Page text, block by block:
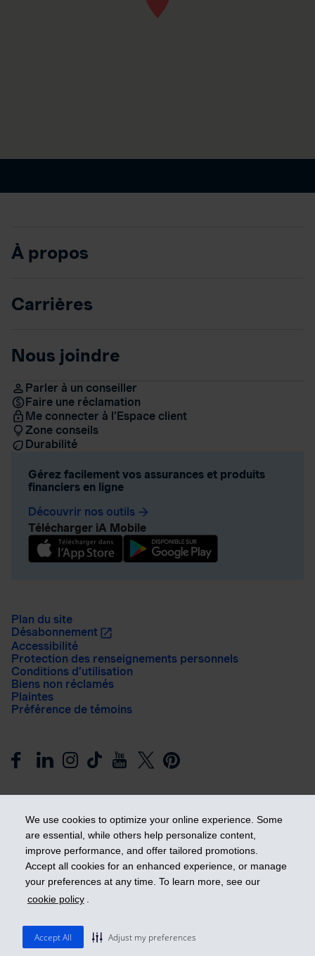
We use cookies to optimize your online experience. Some
are essential, while others help personalize content,
improve performance, and offer tailored promotions.
Accept all cookies for an enhanced experience, or manage
your preferences at any time. To learn more, see our
cookie policy .
Accept All Adjust my preferences
À propos
Carrières
Nous joindre
Parler à un conseiller
Faire une réclamation
Me connecter à l’Espace client
Zone conseils
Durabilité
Gérez facilement vos assurances et produits
financiers en ligne
Découvrir nos outils arrow_forward
Télécharger iA Mobile
Plan du site
Désabonnement
Accessibilité
Protection des renseignements personnels
Conditions d’utilisation
Biens non réclamés
Plaintes
Préférence de témoins
Prendre les devants